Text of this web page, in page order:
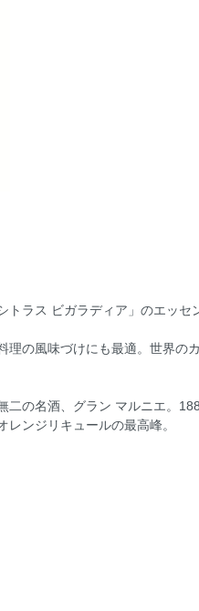
ラス ビガラディア」のエッセ
理の風味づけにも最適。世界の
の名酒、グラン マルニエ。
ンジリキュールの最高峰。